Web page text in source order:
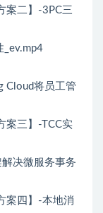
案二】-3PC三
Cloud将员工管
案三】-TCC实
决微服务事务
案四】-本地消